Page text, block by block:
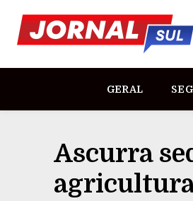
GERAL
Ascurra